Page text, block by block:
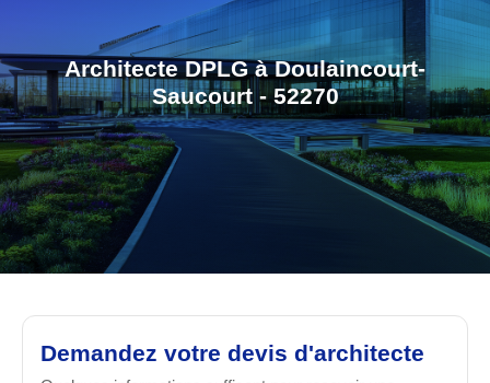
Architecte DPLG à Doulaincourt-
Saucourt - 52270
Demandez votre devis d'architecte